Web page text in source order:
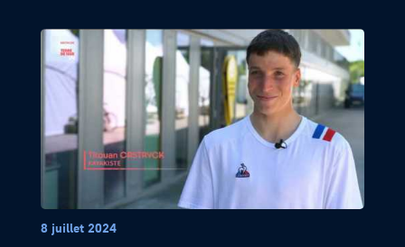
8 juillet 2024